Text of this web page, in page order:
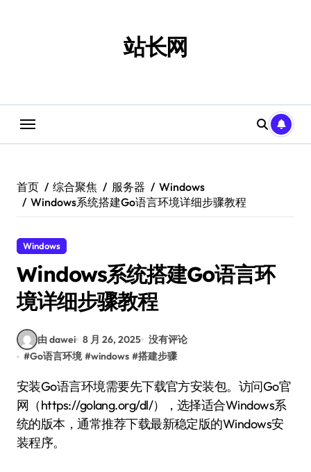
站长网
首页 综合聚焦 服务器
Windows
Windows系统搭建Go语言环境详细步骤教程
Windows
Windows系统搭建Go语言环
境详细步骤教程
由 dawei 8 月 26, 2025 没有评论
#Go语言环境 #windows #搭建步骤
安装Go语言环境需要先下载官方安装包。访问Go官
网（https://golang.org/dl/），选择适合Windows系
统的版本，通常推荐下载最新稳定版的Windows安
装程序。